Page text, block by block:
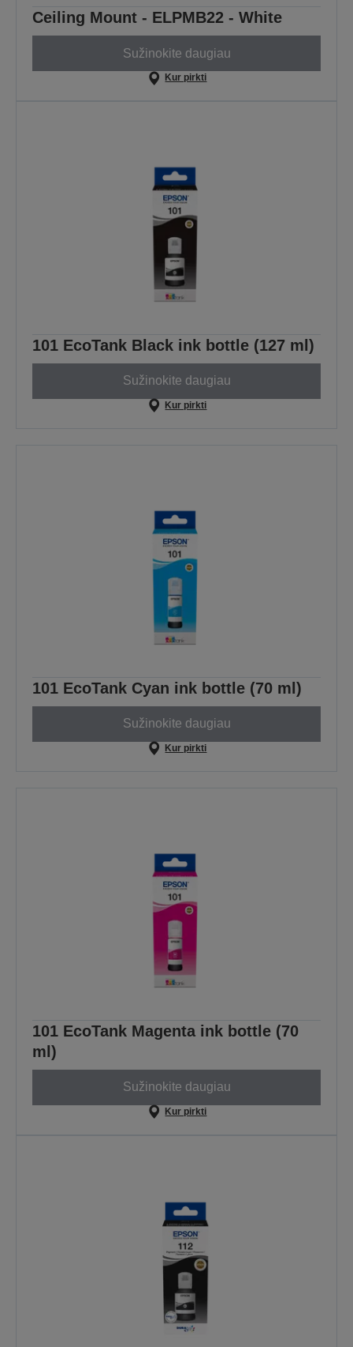
Ceiling Mount - ELPMB22 - White
Sužinokite daugiau
Kur pirkti
101 EcoTank Black ink bottle (127 ml)
Sužinokite daugiau
Kur pirkti
101 EcoTank Cyan ink bottle (70 ml)
Sužinokite daugiau
Kur pirkti
101 EcoTank Magenta ink bottle (70
ml)
Sužinokite daugiau
Kur pirkti